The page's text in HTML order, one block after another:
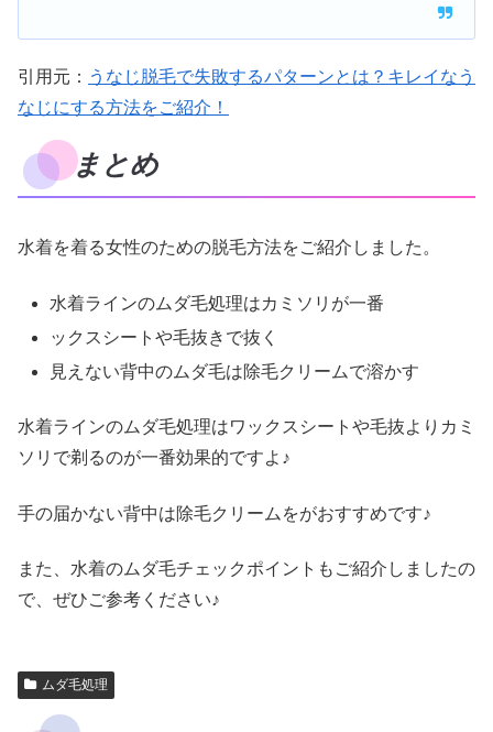
引用元： うなじ脱毛で失敗するパターンとは？キレイなう
なじにする方法をご紹介！
まとめ
水着を着る女性のための脱毛方法をご紹介しました。
水着ラインのムダ毛処理はカミソリが一番
ックスシートや毛抜きで抜く
見えない背中のムダ毛は除毛クリームで溶かす
水着ラインのムダ毛処理はワックスシートや毛抜よりカミ
ソリで剃るのが一番効果的ですよ♪
手の届かない背中は除毛クリームをがおすすめです♪
また、水着のムダ毛チェックポイントもご紹介しましたの
で、ぜひご参考ください♪
ムダ毛処理